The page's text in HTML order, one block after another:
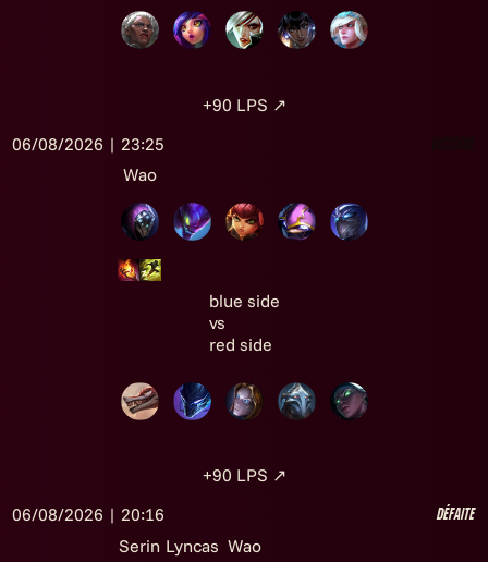
+90 LPS ↗
06/08/2026 | 23:25
Wao
blue side
vs
red side
+90 LPS ↗
06/08/2026 | 20:16
Défaite
Serin Lyncas Wao